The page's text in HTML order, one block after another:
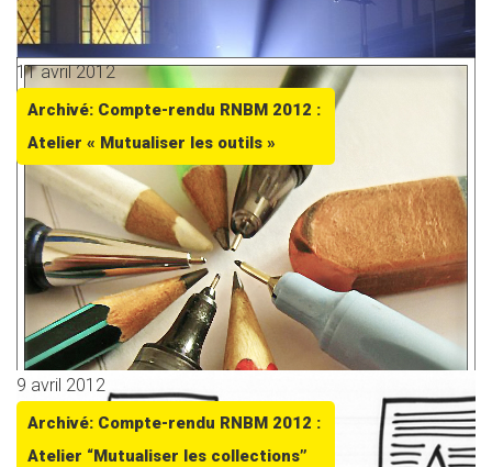
11 avril 2012
Archivé: Compte-rendu RNBM 2012 :
Atelier « Mutualiser les outils »
9 avril 2012
Archivé: Compte-rendu RNBM 2012 :
Atelier “Mutualiser les collections”